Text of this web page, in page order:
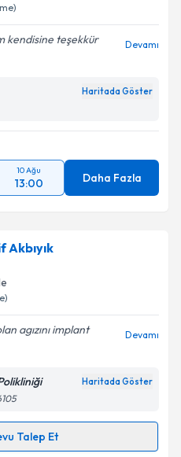
kendisine teşekkür
Devamı
Haritada Göster
10 Ağu
13:00 Daha Fazla
agızını implant
Devamı
Haritada Göster
Talep Et